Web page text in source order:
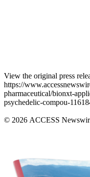
View the original press
https://
pharmaceutical/bionxt-
psychedelic-compou-
© 2026 ACCESS